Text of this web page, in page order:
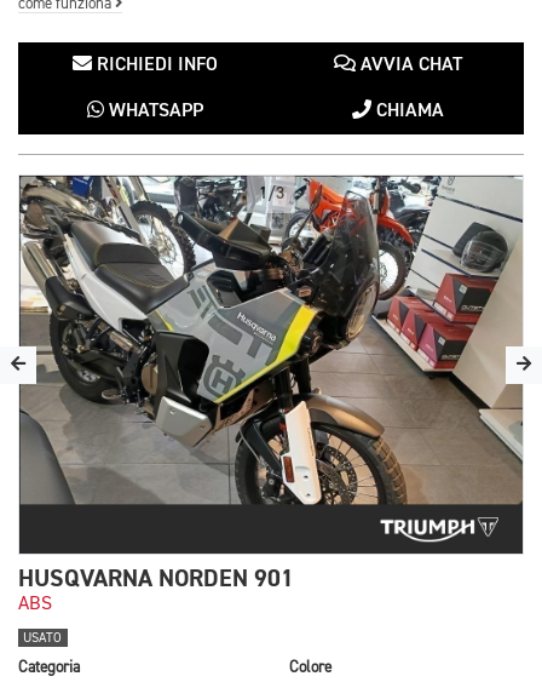
come funziona
RICHIEDI INFO AVVIA CHAT
WHATSAPP CHIAMA
1/3
HUSQVARNA NORDEN 901
ABS
USATO
Categoria
Colore